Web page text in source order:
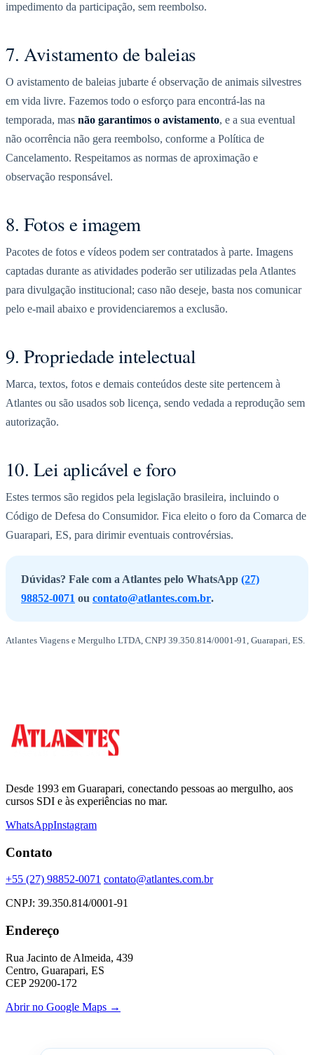
impedimento da participação, sem reembolso.
7. Avistamento de baleias
O avistamento de baleias jubarte é observação de animais silvestres
em vida livre. Fazemos todo o esforço para encontrá-las na
temporada, mas não garantimos o avistamento, e a sua eventual
não ocorrência não gera reembolso, conforme a Política de
Cancelamento. Respeitamos as normas de aproximação e
observação responsável.
8. Fotos e imagem
Pacotes de fotos e vídeos podem ser contratados à parte. Imagens
captadas durante as atividades poderão ser utilizadas pela Atlantes
para divulgação institucional; caso não deseje, basta nos comunicar
pelo e-mail abaixo e providenciaremos a exclusão.
9. Propriedade intelectual
Marca, textos, fotos e demais conteúdos deste site pertencem à
Atlantes ou são usados sob licença, sendo vedada a reprodução sem
autorização.
10. Lei aplicável e foro
Estes termos são regidos pela legislação brasileira, incluindo o
Código de Defesa do Consumidor. Fica eleito o foro da Comarca de
Guarapari, ES, para dirimir eventuais controvérsias.
Dúvidas? Fale com a Atlantes pelo WhatsApp (27)
98852-0071 ou contato@atlantes.com.br.
Atlantes Viagens e Mergulho LTDA, CNPJ 39.350.814/0001-91, Guarapari, ES.
Desde 1993 em Guarapari, conectando pessoas ao mergulho, aos
cursos SDI e às experiências no mar.
WhatsAppInstagram
Contato
+55 (27) 98852-0071 contato@atlantes.com.br
CNPJ: 39.350.814/0001-91
Endereço
Rua Jacinto de Almeida, 439
Centro, Guarapari, ES
CEP 29200-172
Abrir no Google Maps →